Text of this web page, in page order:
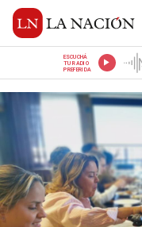
ESCUCHÁ
TU RADIO
PREFERIDA